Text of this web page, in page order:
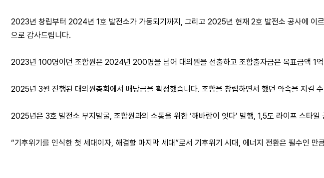
2023년 창립부터 2024년 1호 발전소가 가동되기까지, 그리고 2025년 현재 2호 발전소 공사에 이
으로 감사드립니다.
2023년 100명이던 조합원은 2024년 200명을 넘어 대의원을 선출하고 조합출자금은 목표금액 1
2025년 3월 진행된 대의원총회에서 배당금을 확정했습니다. 조합을 창립하면서 했던 약속을 지킬
2025년은 3호 발전소 부지발굴, 조합원과의 소통을 위한 ‘해바람이 잇다’ 발행, 1,5도 라이프 스타
“기후위기를 인식한 첫 세대이자, 해결할 마지막 세대”로서 기후위기 시대, 에너지 전환은 필수인